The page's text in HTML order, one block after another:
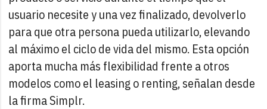
usuario necesite y una vez finalizado, devolverlo
para que otra persona pueda utilizarlo, elevando
al máximo el ciclo de vida del mismo. Esta opción
aporta mucha más flexibilidad frente a otros
modelos como el leasing o renting, señalan desde
la firma Simplr.